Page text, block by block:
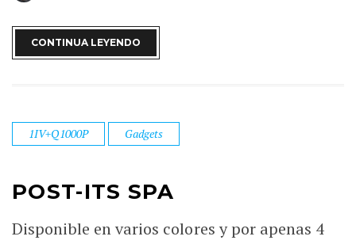
CONTINUA LEYENDO
1IV+Q1000P Gadgets
POST-ITS SPA
Disponible en varios colores y por apenas 4